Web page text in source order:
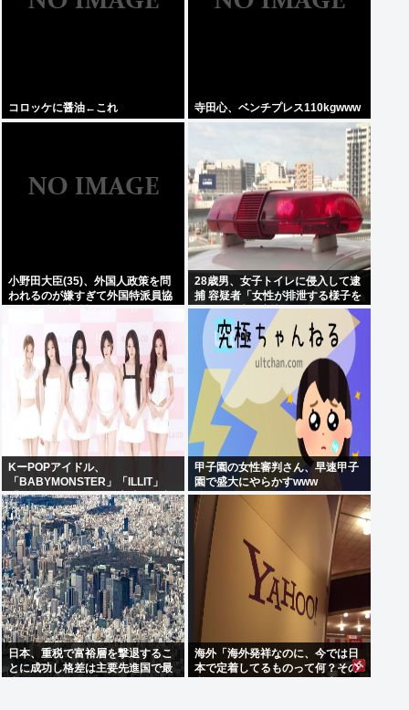
コロッケに醤油←これ 寺田心、ベンチプレス110kgwww
小野田大臣(35)、外国人政策を問
われるのが嫌すぎて外国特派員協
会の招待を連続拒否www
28歳男、女子トイレに侵入して逮
捕 容疑者「女性が排泄する様子を
見たくて床に寝込んでしまった」
KーPOPアイドル、
「BABYMONSTER」「ILLIT」
「RESCENE」の三国志時代に突
入！
甲子園の女性審判さん、早速甲子
園で盛大にやらかすwww
日本、重税で富裕層を撃退するこ
とに成功し格差は主要先進国で最
海外「海外発祥なのに、今では日
本で定着してるものって何？その